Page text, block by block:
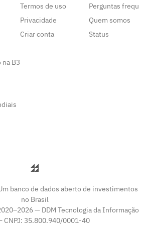
pela Companhia após a realização
9 Fica a diretoria da Companhia
as medidas uteis e necessárias para
B3
Termos de uso
Privacidade
Criar conta
Perguntas
Quem somos
Status
banco de dados aberto de investimentos
no Brasil
— DDM Tecnologia da Informação
CNPJ: 35.800.940/0001-40